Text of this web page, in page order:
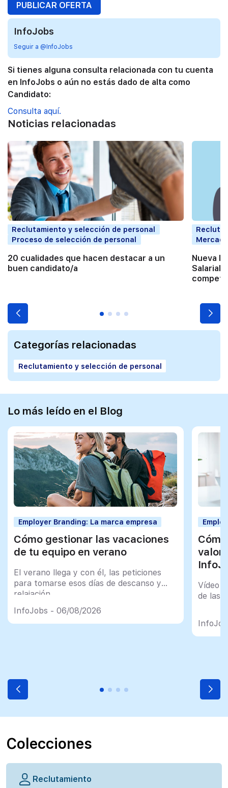
PUBLICAR OFERTA
InfoJobs
Seguir a @InfoJobs
Si tienes alguna consulta relacionada con tu cuenta
en InfoJobs o aún no estás dado de alta como
Candidato:
Consulta aquí.
Noticias relacionadas
Reclutamiento y selección de personal
Proceso de selección de personal
20 cualidades que hacen destacar a un
buen candidato/a
Nueva
Salarial:
Categorías relacionadas
Reclutamiento y selección de personal
Lo más leído en el Blog
Employer Branding: La marca empresa
Cómo gestionar las vacaciones
de tu equipo en verano
El verano llega y con él, las peticiones
para tomarse esos días de descanso y
relajación
InfoJobs - 06/08/2026
Vídeo
de las
Colecciones
Reclutamiento